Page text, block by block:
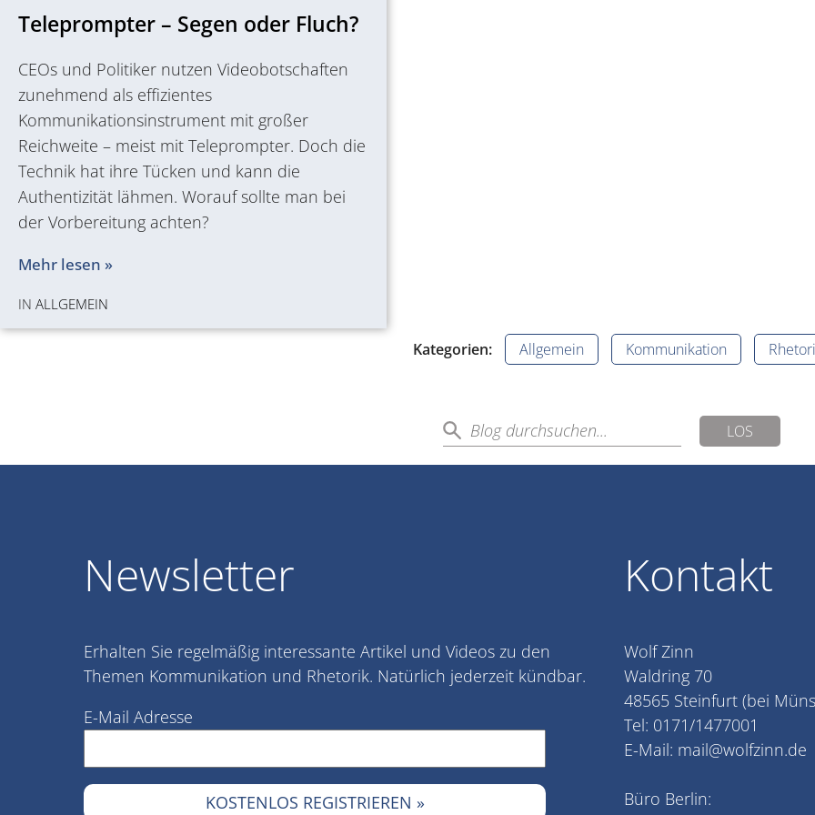
Teleprompter – Segen oder Fluch?
CEOs und Politiker nutzen Videobotschaften
zunehmend als effizientes
Kommunikationsinstrument mit großer
Reichweite – meist mit Teleprompter. Doch die
Technik hat ihre Tücken und kann die
Authentizität lähmen. Worauf sollte man bei
der Vorbereitung achten?
Mehr lesen »
IN ALLGEMEIN
Kategorien: Allgemein Kommunikation
LOS
Newsletter
Erhalten Sie regelmäßig interessante Artikel und Videos zu den
Themen Kommunikation und Rhetorik. Natürlich jederzeit kündbar.
E-Mail Adresse
Kontakt
Wolf Zinn
Waldring 70
48565 Steinfurt (bei
Tel: 0171/1477001
E-Mail: mail@wolfzinn.de
Büro Berlin: